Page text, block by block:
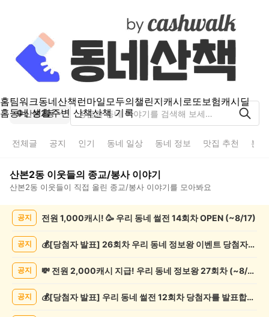
홈팀워크동네산책런마일모두의챌린지캐시로또보험캐시딜
홈동네 생활주변 산책산책 기록
산본2동
전체글 공지 인기 동네 일상 동네 정보 맛집 추천 분
산본2동 이웃들의 종교/봉사이야기
산본2동 이웃들이 직접 올린 종교/봉사 이야기를 모아봐요
교/
공지 전원 1,000캐시! 🥳 우리 동네 썰전 14회차 OPEN (~8/17)
공지 💰[당첨자 발표] 26회차 우리 동네 정보왕 이벤트 당첨자를 발표합니다!
공지 💸 전원 2,000캐시 지급! 우리 동네 정보왕 27회차 (~8/10)
공지 💰[당첨자 발표] 우리 동네 썰전 12회차 당첨자를 발표합니다!